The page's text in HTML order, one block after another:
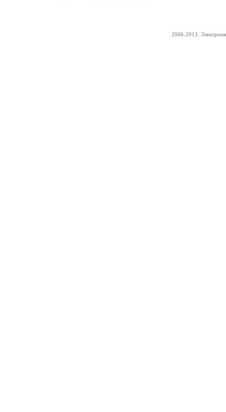
2006-2013.